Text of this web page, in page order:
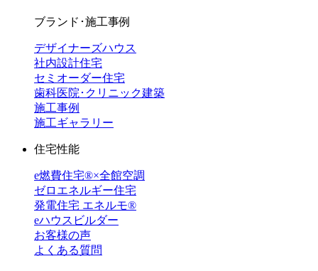
ブランド･施工事例
デザイナーズハウス
社内設計住宅
セミオーダー住宅
歯科医院･クリニック建築
施工事例
施工ギャラリー
住宅性能
e燃費住宅®︎×全館空調
ゼロエネルギー住宅
発電住宅 エネルモ®
eハウスビルダー
お客様の声
よくある質問